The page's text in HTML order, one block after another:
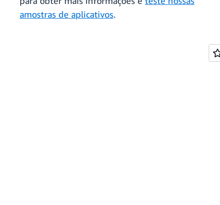
amostras de aplicativos.